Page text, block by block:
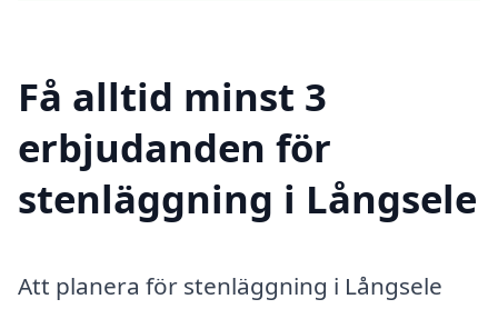
Få alltid minst 3
erbjudanden för
stenläggning i Långsele
Att planera för stenläggning i Långsele